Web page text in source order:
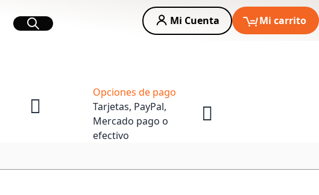
Buscar
Mi Cuenta Mi carrito
Opciones de pago
Tarjetas, PayPal,
Mercado pago o
efectivo